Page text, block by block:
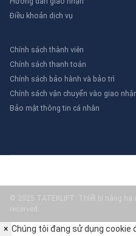
Điều khoản dịch vụ
Chính sách thành viên
Chính sách thanh toán
Chính sách bảo hành và bảo trì
Chính sách vận chuyển vào giao
Bảo mật thông tin cá nhân
© 2025 TATEKLIFT: Thiết bị nâng hạ
reserved.
× Chúng tôi đang sử dụng cookie